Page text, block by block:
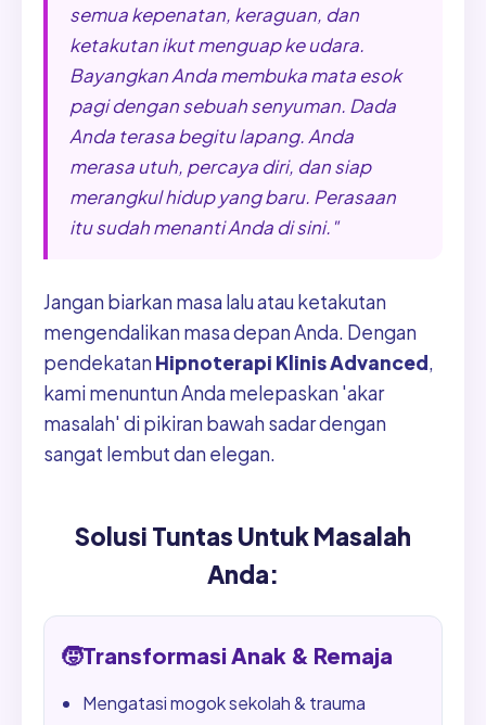
semua kepenatan, keraguan, dan
ketakutan ikut menguap ke udara.
Bayangkan Anda membuka mata esok
pagi dengan sebuah senyuman. Dada
Anda terasa begitu lapang. Anda
merasa utuh, percaya diri, dan siap
merangkul hidup yang baru. Perasaan
itu sudah menanti Anda di sini."
Jangan biarkan masa lalu atau ketakutan
mengendalikan masa depan Anda. Dengan
pendekatan Hipnoterapi Klinis Advanced,
kami menuntun Anda melepaskan 'akar
masalah' di pikiran bawah sadar dengan
sangat lembut dan elegan.
Solusi Tuntas Untuk Masalah
Anda:
🧒Transformasi Anak & Remaja
Mengatasi mogok sekolah & trauma